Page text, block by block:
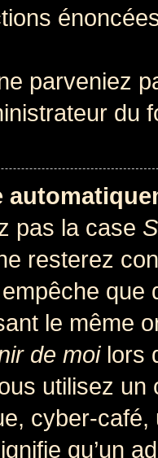
parveniez
du
pas la case
resterez
que
le même
de moilors
utilisez
cyber-
qu’un